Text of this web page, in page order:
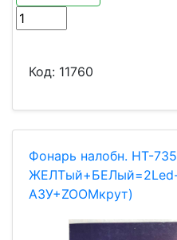
Код: 11760
Фонарь налобн. HT-
АЗУ+ZOOMкрут)